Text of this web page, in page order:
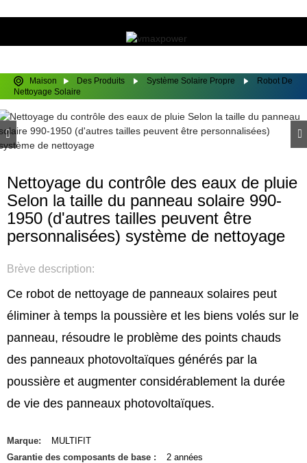
Maison Des Produits Système Solaire Propre
Robot De
Nettoyage Solaire
Nettoyage du contrôle des eaux de pluie
Selon la taille du panneau solaire 990-
1950 (d'autres tailles peuvent être
personnalisées) système de nettoyage
Brève description:
Ce robot de nettoyage de panneaux solaires peut
éliminer à temps la poussière et les biens volés sur le
panneau, résoudre le problème des points chauds
des panneaux photovoltaïques générés par la
poussière et augmenter considérablement la durée
de vie des panneaux photovoltaïques.
Marque:
MULTIFIT
Garantie des composants de base :
2 années